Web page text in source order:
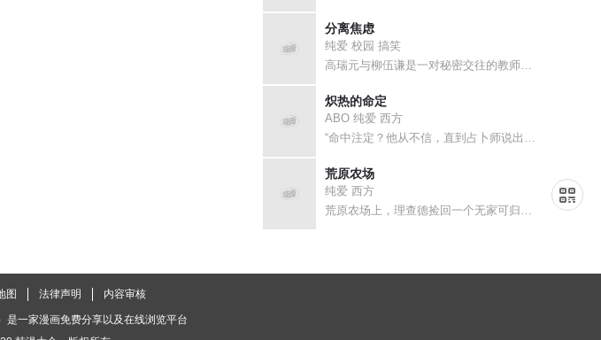
分离焦虑
纯爱 校园 搞笑
高瑞元与柳伍谦是一对秘密交往的教师情侣。一个太黏，一个想躲。伍谦听信同
炽热的命定
ABO 纯爱 西方
“命中注定？他从不信，直到占卜师说出‘火焰’。”\r\n\r\n极Al
荒原农场
纯爱 西方
荒原农场上，理查德捡回一个无家可归的麻烦。\r\n青年泰奥赖着不走，说
图 法律声明 内容审核
一家漫画免费分享以及在线浏览平台